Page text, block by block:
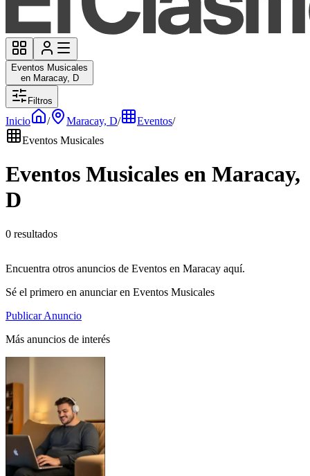
Eventos Musicales
en Maracay, D
Filtros
Inicio / Maracay, D/ Eventos/
Eventos Musicales
Eventos Musicales en Maracay,
D
0 resultados
Encuentra otros anuncios de Eventos en Maracay aquí.
Sé el primero en anunciar en Eventos Musicales
Publicar Anuncio
Más anuncios de interés